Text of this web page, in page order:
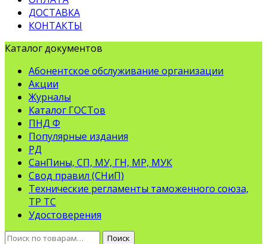
ДОСТАВКА
КОНТАКТЫ
Каталог документов
Абонентское обслуживание организации
Акции
Журналы
Каталог ГОСТов
ПНД Ф
Популярные издания
РД
СанПины, СП, МУ, ГН, МР, МУК
Свод правил (СНиП)
Технические регламенты таможенного союза,
ТР ТС
Удостоверения
Искать:
Поиск